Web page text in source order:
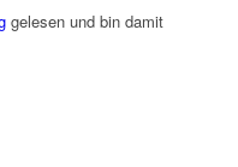
gelesen und bin damit